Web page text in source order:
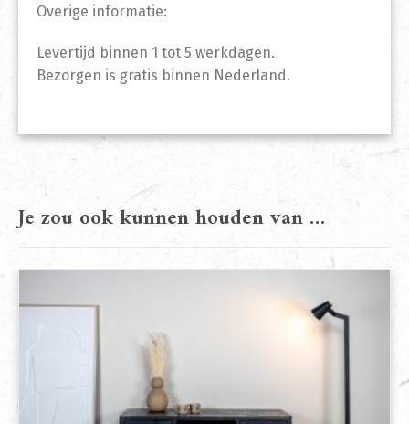
Overige informatie:
Levertijd binnen 1 tot 5 werkdagen.
Bezorgen is gratis binnen Nederland.
Je zou ook kunnen houden van …